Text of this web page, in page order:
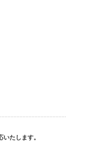
たします。